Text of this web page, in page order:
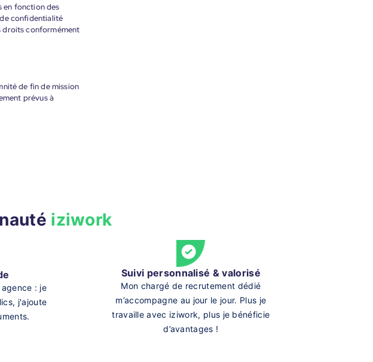
en fonction des
confidentialité
droits conformément
de fin de mission
prévus à
iziwork
: je
j'ajoute
Suivi personnalisé & valorisé
Mon chargé de recrutement dédié
m’accompagne au jour le jour. Plus je
travaille avec iziwork, plus je bénéficie
d’avantages !